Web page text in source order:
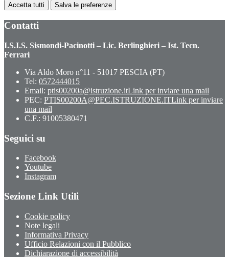
Accetta tutti Salva le preferenze
Contatti
I.S.I.S. Sismondi-Pacinotti – Lic. Berlinghieri – Ist. Tecn.
Ferrari
Via Aldo Moro n°11 - 51017 PESCIA (PT)
Tel: 0572444015
Email: ptis00200a@istruzione.itLink per inviare una mail
PEC: PTIS00200A@PEC.ISTRUZIONE.ITLink per inviare
una mail
C.F.: 91005380471
Seguici su
Facebook
Youtube
Instagram
Sezione Link Utili
Cookie policy
Note legali
Informativa Privacy
Ufficio Relazioni con il Pubblico
Dichiarazione di accessibilità